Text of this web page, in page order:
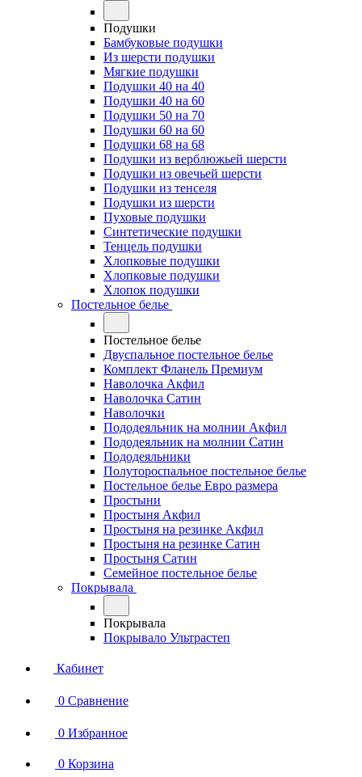
Подушки
Бамбуковые подушки
Из шерсти подушки
Мягкие подушки
Подушки 40 на 40
Подушки 40 на 60
Подушки 50 на 70
Подушки 60 на 60
Подушки 68 на 68
Подушки из верблюжьей шерсти
Подушки из овечьей шерсти
Подушки из тенселя
Подушки из шерсти
Пуховые подушки
Синтетические подушки
Тенцель подушки
Хлопковые подушки
Хлопковые подушки
Хлопок подушки
Постельное белье
Постельное белье
Двуспальное постельное белье
Комплект Фланель Премиум
Наволочка Акфил
Наволочка Сатин
Наволочки
Пододеяльник на молнии Акфил
Пододеяльник на молнии Сатин
Пододеяльники
Полутороспальное постельное белье
Постельное белье Евро размера
Простыни
Простыня Акфил
Простыня на резинке Акфил
Простыня на резинке Сатин
Простыня Сатин
Семейное постельное белье
Покрывала
Покрывала
Покрывало Ультрастеп
Кабинет
0 Сравнение
0 Избранное
0 Корзина